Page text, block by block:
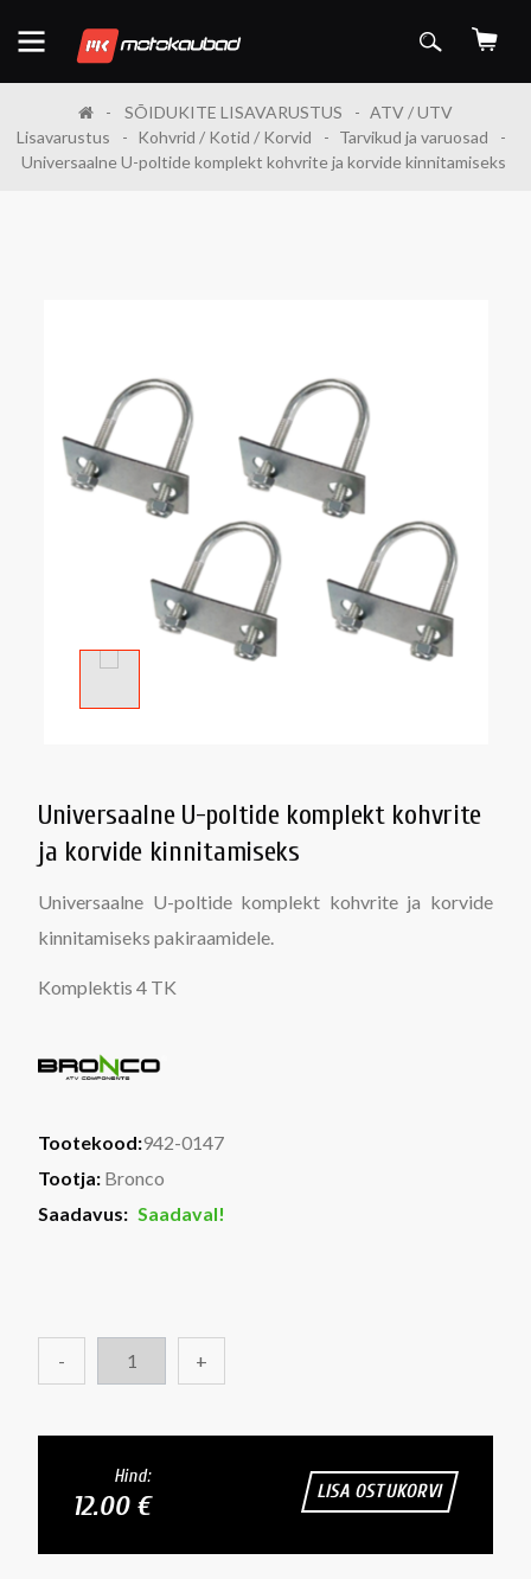
SÕIDUKITE LISAVARUSTUS
ATV / UTV
Lisavarustus
Kohvrid / Kotid / Korvid
Tarvikud ja varuosad
Universaalne U-poltide komplekt kohvrite ja korvide kinnitamiseks
Universaalne U-poltide komplekt kohvrite
ja korvide kinnitamiseks
Universaalne U-poltide komplekt kohvrite ja korvide
kinnitamiseks pakiraamidele.
Komplektis 4 TK
Tootekood:942-0147
Tootja: Bronco
Saadavus: Saadaval!
- +
Hind:
12.00 € LISA OSTUKORVI